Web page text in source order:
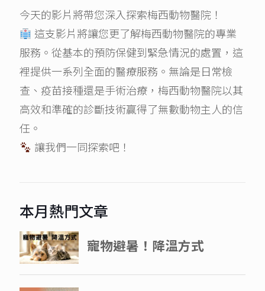
今天的影片將帶您深入探索梅西動物醫院！
這支影片將讓您更了解梅西動物醫院的專業
服務。從基本的預防保健到緊急情況的處置，這
裡提供一系列全面的醫療服務。無論是日常檢
查、疫苗接種還是手術治療，梅西動物醫院以其
高效和準確的診斷技術贏得了無數動物主人的信
任。
讓我們一同探索吧！
本月熱門文章